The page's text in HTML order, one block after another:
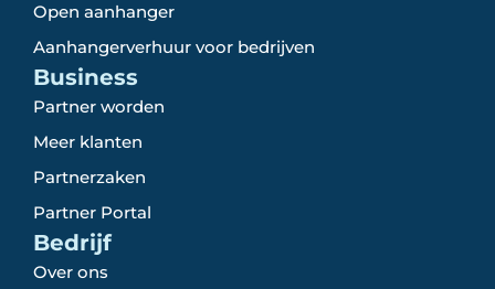
Open aanhanger
Aanhangerverhuur voor bedrijven
Business
Partner worden
Meer klanten
Partnerzaken
Partner Portal
Bedrijf
Over ons